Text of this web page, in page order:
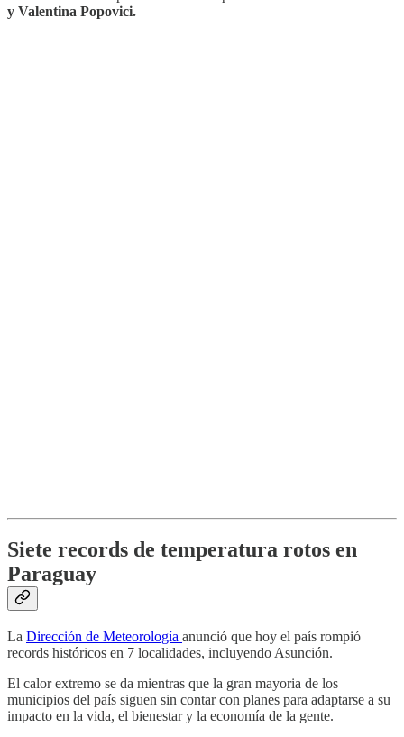
y Valentina Popovici.
Siete records de temperatura rotos en
Paraguay
La Dirección de Meteorología anunció que hoy el país rompió
records históricos en 7 localidades, incluyendo Asunción.
El calor extremo se da mientras que la gran mayoria de los
municipios del país siguen sin contar con planes para adaptarse a su
impacto en la vida, el bienestar y la economía de la gente.